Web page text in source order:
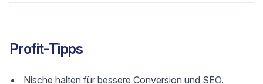
Profit-Tipps
Nische halten für bessere Conversion und SEO.